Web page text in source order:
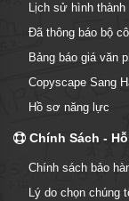
Lịch sử hình thành
Đã thông báo bộ
Bảng báo giá văn
Copyscape Sang
Hồ sơ năng lực
Chính Sách -
Chính sách bảo
Lý do chọn chúng